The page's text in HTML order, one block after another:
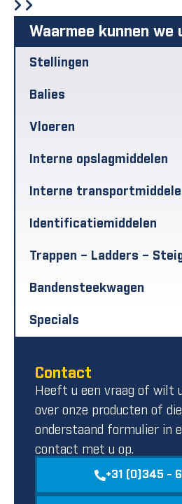
Waarmee kunnen we
Stellingen
Balies
Vloeren
Interne opslagmiddelen
Interne
Identificatiemiddelen
Trappen – Ladders –
Bandensteekwagen
Specials
Contact
Heeft u een vraag of wilt
over onze producten of
onderstaand formulier in
contact met u op.
+31 (0)345 -